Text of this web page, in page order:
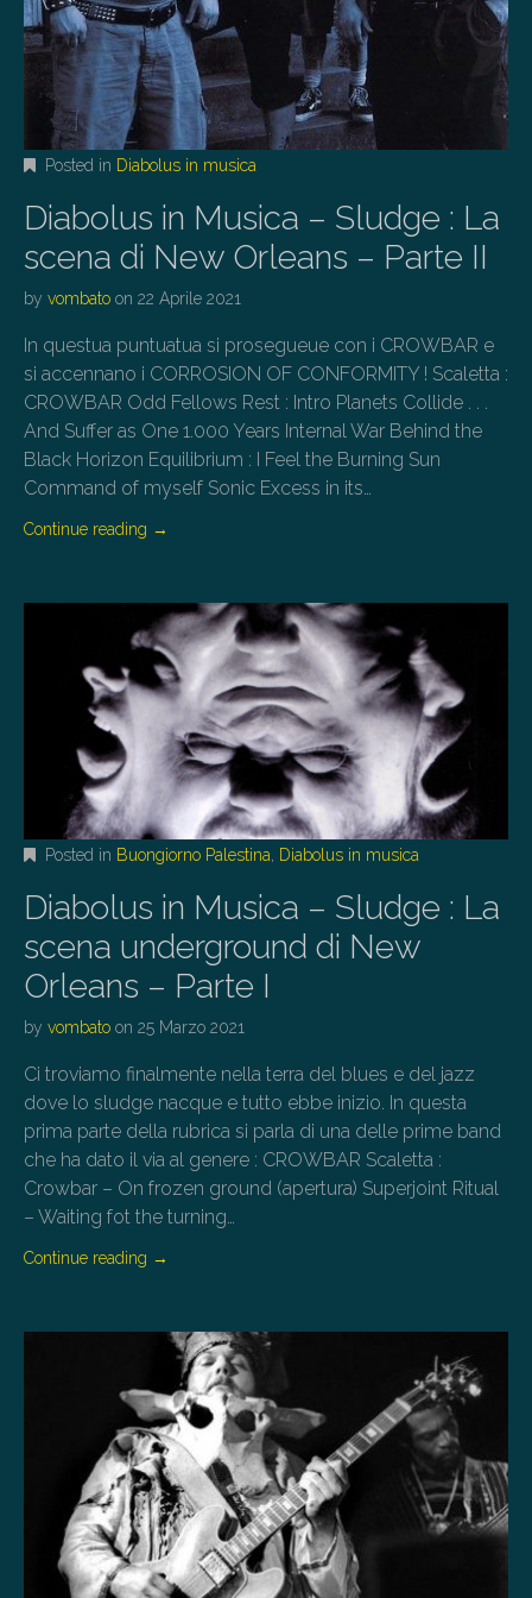
Posted in Diabolus in musica
Diabolus in Musica – Sludge : La
scena di New Orleans – Parte II
by vombato on 22 Aprile 2021
In questua puntuatua si prosegueue con i CROWBAR e
si accennano i CORROSION OF CONFORMITY ! Scaletta :
CROWBAR Odd Fellows Rest : Intro Planets Collide . . .
And Suffer as One 1.000 Years Internal War Behind the
Black Horizon Equilibrium : I Feel the Burning Sun
Command of myself Sonic Excess in its…
Continue reading →
Posted in Buongiorno Palestina Diabolus in musica
Diabolus in Musica – Sludge : La
scena underground di New
Orleans – Parte I
by vombato on 25 Marzo 2021
Ci troviamo finalmente nella terra del blues e del jazz
dove lo sludge nacque e tutto ebbe inizio. In questa
prima parte della rubrica si parla di una delle prime band
che ha dato il via al genere : CROWBAR Scaletta :
Crowbar – On frozen ground (apertura) Superjoint Ritual
– Waiting fot the turning…
Continue reading →